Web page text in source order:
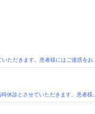
ただきます。患者様にはご迷惑をお...
休診とさせていただきます。患者様...